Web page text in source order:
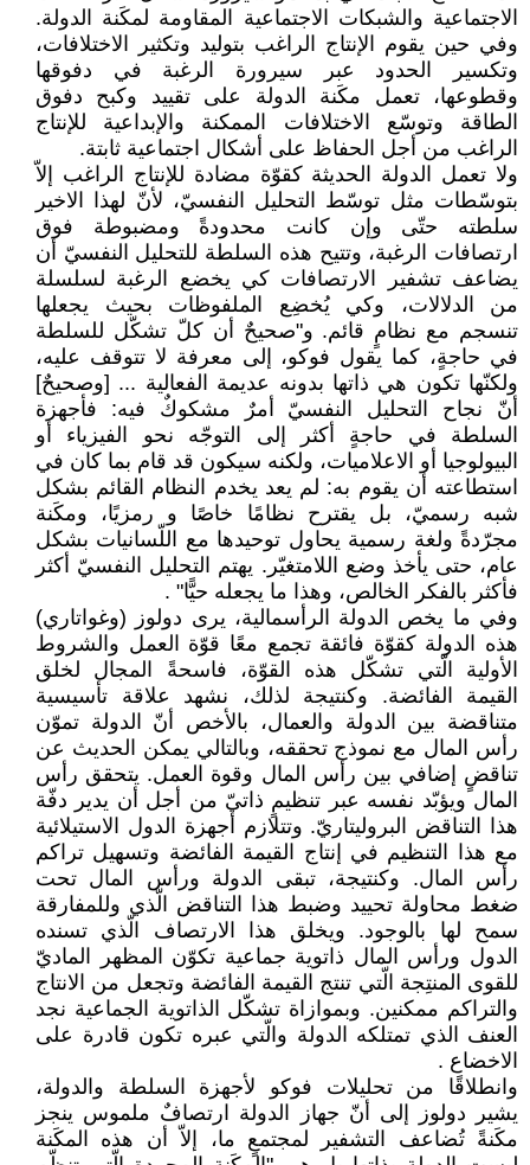
‏الاجتماعية والشبكات الاجتماعية المقاومة لمكَنة ‏الدولة.
وفي حين يقوم الإنتاج الراغب بتوليد ‏وتكثير الاختلافات،
وتكسير الحدود عبر سيرورة ‏الرغبة في دفوقها
وقطوعها، تعمل مكَنة الدولة ‏على تقييد وكبح دفوق
الطاقة وتوسّع الاختلافات ‏الممكنة والإبداعية للإنتاج
الراغب من أجل الحفاظ ‏على أشكال اجتماعية ثابتة. ‏
ولا تعمل الدولة الحديثة كقوّة مضادة للإنتاج ‏الراغب إلاّ
بتوسّطات مثل توسّط التحليل ‏النفسيّ، لأنّ لهذا الاخير
سلطته حتّى وإن كانت ‏محدودةً ومضبوطة فوق
ارتصافات الرغبة، وتتيح ‏هذه السلطة للتحليل النفسيّ أن
يضاعف تشفير ‏الارتصافات كي يخضع الرغبة لسلسلة
من ‏الدلالات، وكي يُخضِع الملفوظات بحيث يجعلها
‏تنسجم مع نظامٍ قائم. و"صحيحٌ أن كلّ تشكّل ‏للسلطة
في حاجةٍ، كما يقول فوكو، إلى معرفة لا ‏تتوقف عليه،
ولكنّها تكون هي ذاتها بدونه عديمة ‏الفعالية ... [وصحيحٌ]
أنّ نجاح التحليل النفسيّ ‏أمرٌ مشكوكٌ فيه: فأجهزة
السلطة في حاجةٍ أكثر ‏إلى التوجّه نحو الفيزياء أو
البيولوجيا أو ‏الاعلاميات، ولكنه سيكون قد قام بما كان في
‏استطاعته أن يقوم به: لم يعد يخدم النظام القائم ‏بشكل
شبه رسميّ، بل يقترح نظامًا خاصًا و رمزيًا، ‏ومكَنة
مجرّدةً ولغة رسمية يحاول توحيدها مع ‏اللّسانيات بشكل
عام، حتى يأخذ وضع اللامتغيّر. ‏يهتم التحليل النفسيّ أكثر
فأكثر بالفكر ‏الخالص، وهذا ما يجعله حيًّا"‏ ‏. ‏
وفي ما يخص الدولة الرأسمالية، يرى دولوز ‏‏(وغواتاري)
هذه الدولة كقوّة فائقة تجمع معًا قوّة ‏العمل والشروط
الأولية الّتي تشكّل هذه القوّة، ‏فاسحةً المجال لخلق
القيمة الفائضة. وكنتيجة ‏لذلك، نشهد علاقة تأسيسية
متناقضة بين الدولة ‏والعمال، بالأخص أنّ الدولة تموّن
رأس المال مع ‏نموذج تحققه، وبالتالي يمكن الحديث عن
تناقضٍ ‏إضافي بين رأس المال وقوة العمل. يتحقق رأس
المال ‏ويؤبّد نفسه عبر تنظيمٍ ذاتيّ من أجل أن يدير دفّة
‏هذا التناقض البروليتاريّ. وتتلازم أجهزة الدول ‏الاستيلائية
مع هذا التنظيم في إنتاج القيمة ‏الفائضة وتسهيل تراكم
رأس المال. وكنتيجة، تبقى ‏الدولة ورأس المال تحت
ضغط محاولة تحييد وضبط ‏هذا التناقض الّذي وللمفارقة
سمح لها بالوجود. ‏ويخلق هذا الارتصاف الّذي تسنده
الدول ورأس ‏المال ذاتوية جماعية تكوّن المظهر الماديّ
للقوى ‏المنتِجة الّتي تنتج القيمة الفائضة وتجعل من الانتاج
‏والتراكم ممكنين. وبموازاة تشكّل الذاتوية الجماعية ‏نجد
العنف الذي تمتلكه الدولة والّتي عبره تكون ‏قادرة على
الاخضاع ‏.‏
وانطلاقًا من تحليلات فوكو لأجهزة السلطة ‏والدولة،
يشير دولوز إلى أنّ جهاز الدولة ارتصافٌ ‏ملموس ينجز
مكَنةً تُضاعف التشفير لمجتمعٍ ما، ‏إلاّ أن هذه المكَنة